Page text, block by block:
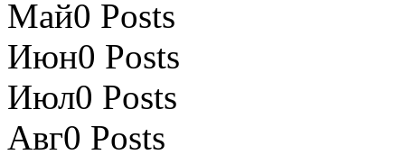
Май0 Posts
Июн0 Posts
Июл0 Posts
Авг0 Posts